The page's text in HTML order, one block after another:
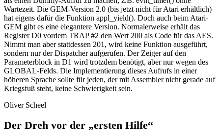
Wartezeit. Die GEM-Version 2.0 (bis jetzt nicht für Atari erhältlich)
hat eigens dafür die Funktion appl_yield(). Doch auch beim Atari-
GEM gibt es eine elegantere Version. Normalerweise erhält das
Register D0 vordem TRAP #2 den Wert 200 als Code für das AES.
Nimmt man aber stattdessen 201, wird keine Funktion ausgeführt,
sondern nur der Dispatcher aufgerufen. Der Zeiger auf den
Parameterblock in D1 wird trotzdem benötigt, aber nur wegen des
GLOBAL-Felds. Die Implementierung dieses Aufrufs in einer
höheren Sprache sollte für jeden, der mit Assembler nicht gerade auf
Kriegsfuß steht, keine Schwierigkeit sein.
Oliver Scheel
Der Dreh vor der „ersten Hilfe“